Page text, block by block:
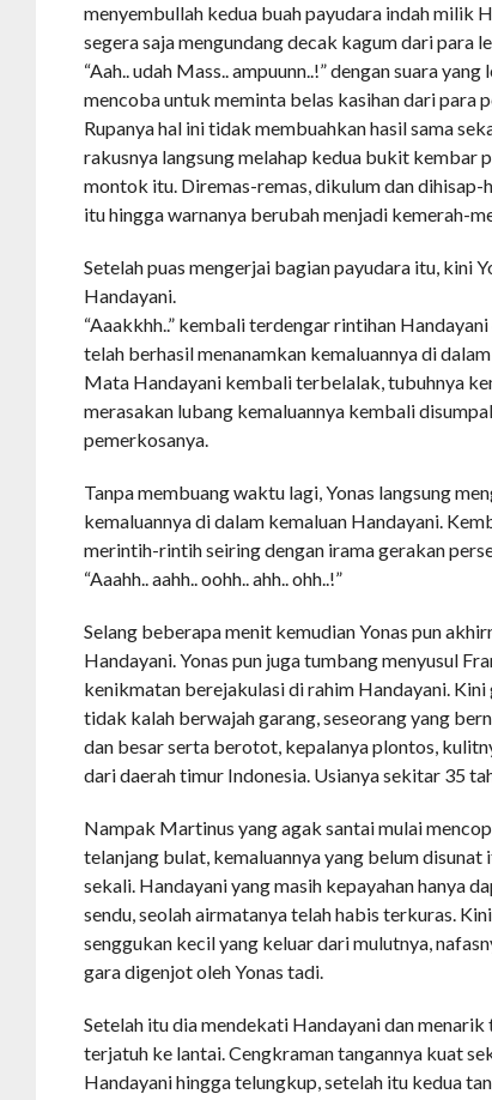
menyembullah kedua buah payudara indah milik
segera saja mengundang decak kagum dari para
“Aah.. udah Mass.. ampuunn..!” dengan suara
mencoba untuk meminta belas kasihan dari para
Rupanya hal ini tidak membuahkan hasil sama
rakusnya langsung melahap kedua bukit kembar
montok itu. Diremas-remas, dikulum dan dihisap-
itu hingga warnanya berubah menjadi kemerah-
Setelah puas mengerjai bagian payudara itu, kini
Handayani.
“Aaakkhh..” kembali terdengar rintihan
telah berhasil menanamkan kemaluannya di
Mata Handayani kembali terbelalak, tubuhnya
merasakan lubang kemaluannya kembali
pemerkosanya.
Tanpa membuang waktu lagi, Yonas langsung
kemaluannya di dalam kemaluan Handayani.
merintih-rintih seiring dengan irama gerakan
“Aaahh.. aahh.. oohh.. ahh.. ohh..!”
Selang beberapa menit kemudian Yonas pun
Handayani. Yonas pun juga tumbang menyusul
kenikmatan berejakulasi di rahim Handayani. Kini
tidak kalah berwajah garang, seseorang yang
dan besar serta berotot, kepalanya plontos,
dari daerah timur Indonesia. Usianya sekitar 35
Nampak Martinus yang agak santai mulai
telanjang bulat, kemaluannya yang belum disunat
sekali. Handayani yang masih kepayahan hanya
sendu, seolah airmatanya telah habis terkuras.
senggukan kecil yang keluar dari mulutnya,
gara digenjot oleh Yonas tadi.
Setelah itu dia mendekati Handayani dan
terjatuh ke lantai. Cengkraman tangannya kuat
Handayani hingga telungkup, setelah itu kedua